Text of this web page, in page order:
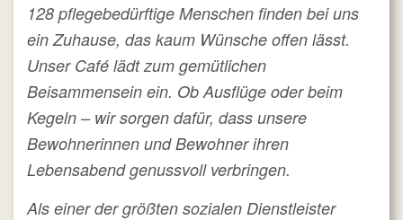
128 pflegebedürftige Menschen finden bei uns
ein Zuhause, das kaum Wünsche offen lässt.
Unser Café lädt zum gemütlichen
Beisammensein ein. Ob Ausflüge oder beim
Kegeln – wir sorgen dafür, dass unsere
Bewohnerinnen und Bewohner ihren
Lebensabend genussvoll verbringen.
Als einer der größten sozialen Dienstleister